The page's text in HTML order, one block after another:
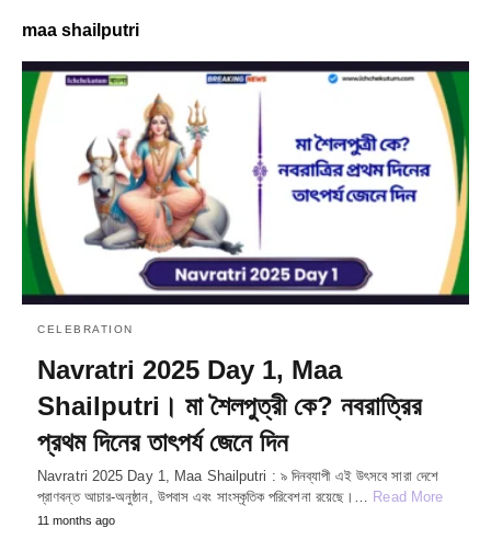
maa shailputri
CELEBRATION
Navratri 2025 Day 1, Maa
Shailputri। মা শৈলপুত্রী কে? নবরাত্রির
প্রথম দিনের তাৎপর্য জেনে দিন
Navratri 2025 Day 1, Maa Shailputri : ৯ দিনব্যাপী এই উৎসবে সারা দেশে
প্রাণবন্ত আচার-অনুষ্ঠান, উপবাস এবং সাংস্কৃতিক পরিবেশনা রয়েছে।… Read More
11 months ago